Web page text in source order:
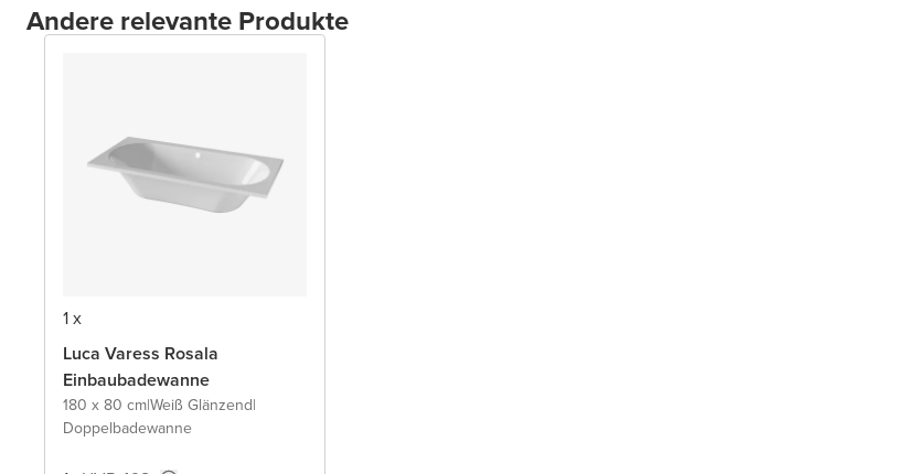
Andere relevante Produkte
1 x
Luca Varess Rosala
Einbaubadewanne
180 x 80 cm|Weiß Glänzend|
Doppelbadewanne